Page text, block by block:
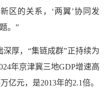
区的关系，‘两翼’协同发
。”
厚，“集链成群”正持续为
年京津冀三地GDP增速高
亿元，是2013年的2.1倍。